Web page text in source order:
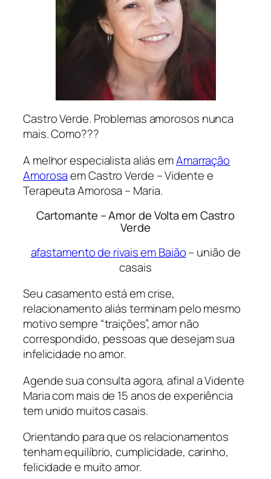
Castro Verde. Problemas amorosos nunca
mais. Como???
A melhor especialista aliás emAmarração
Amorosaem Castro Verde – Vidente e
Terapeuta Amorosa – Maria.
Cartomante – Amor de Volta em Castro
Verde
afastamento de rivais em Baião– união de
casais
Seu casamento está em crise,
relacionamento aliás terminam pelo mesmo
motivo sempre “traições”, amor não
correspondido, pessoas que desejam sua
infelicidade no amor.
Agende sua consulta agora, afinal a Vidente
Maria com mais de 15 anos de experiência
tem unido muitos casais.
Orientando para que os relacionamentos
tenham equilíbrio, cumplicidade, carinho,
felicidade e muito amor.